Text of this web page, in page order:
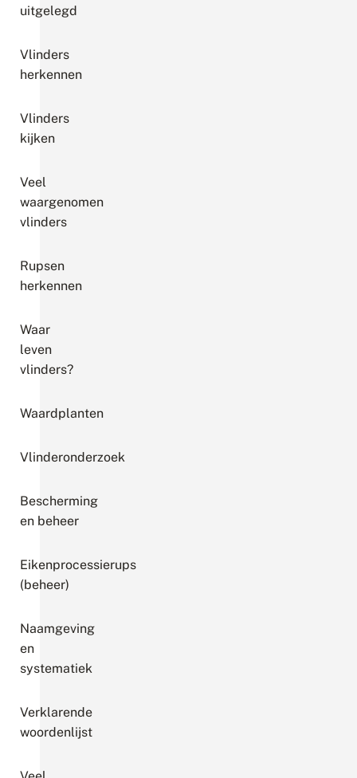
uitgelegd
Vlinders
herkennen
Vlinders
kijken
Veel
waargenomen
vlinders
Rupsen
herkennen
Waar
leven
vlinders?
Waardplanten
Vlinderonderzoek
Bescherming
en beheer
Eikenprocessierups
(beheer)
Naamgeving
en
systematiek
Verklarende
woordenlijst